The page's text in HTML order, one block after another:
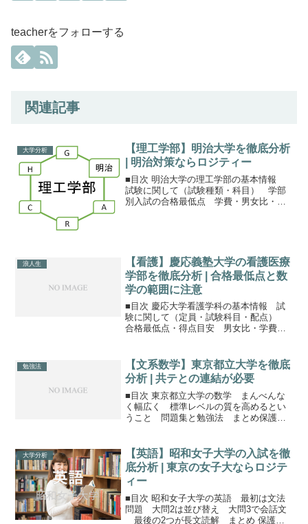
teacherをフォローする
関連記事
大学分析
【理工学部】明治大学を徹底分析
| 明治対策ならロジティー
■目次 明治大学の理工学部の基本情報
試験に関して（試験種類・科目） 学部
別入試の合格最低点 学費・男女比・現
浪人生
【看護】慶応義塾大学の看護医療
学部を徹底分析 | 合格最低点と数
学の範囲に注意
■目次 慶応大学看護学科の基本情報 試
験に関して（定員・試験科目・配点）
合格最低点・得点目安 男女比・学費慶
最も難易度の高い私立大学の一つ。特に
医学部は東大理Ⅲ（医学...
勉強法
【文系数学】東京都立大学を徹底
分析 | 共テとの連結が必要
■目次 東京都立大学の数学 まんべんな
く幅広く 標準レベルの質を高めるとい
うこと 問題集と勉強法 まとめ保護者
大学）ですので、共通テストが必須。文
系学部でも共通テストの...
大学分析
【英語】昭和女子大学の入試を徹
底分析 | 東京の女子大ならロジテ
ィー
■目次 昭和女子大学の英語 最初は文法
問題 大問2は並び替え 大問3で会話文
最後の2つが長文読解 まとめ 保護者